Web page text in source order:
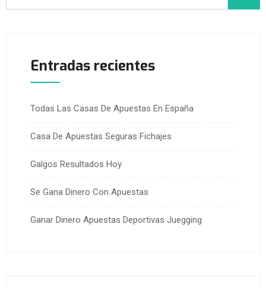
Entradas recientes
Todas Las Casas De Apuestas En España
Casa De Apuestas Seguras Fichajes
Galgos Resultados Hoy
Se Gana Dinero Con Apuestas
Ganar Dinero Apuestas Deportivas Juegging